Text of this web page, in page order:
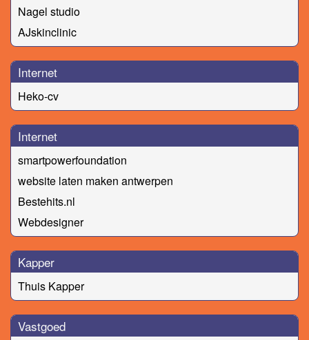
Nagel studio
AJskinclinic
Internet
Heko-cv
Internet
smartpowerfoundation
website laten maken antwerpen
Bestehits.nl
Webdesigner
Kapper
Thuis Kapper
Vastgoed